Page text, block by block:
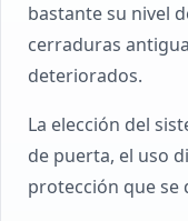
bastante su nivel
cerraduras
deteriorados.
La elección del
de puerta, el uso
protección que se